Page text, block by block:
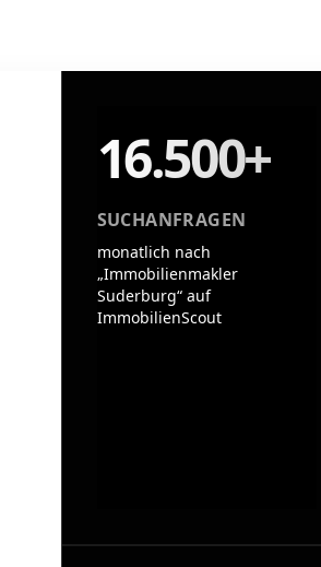
16.500+
SUCHANFRAGEN
monatlich nach
„Immobilienmakler
Suderburg“ auf
ImmobilienScout